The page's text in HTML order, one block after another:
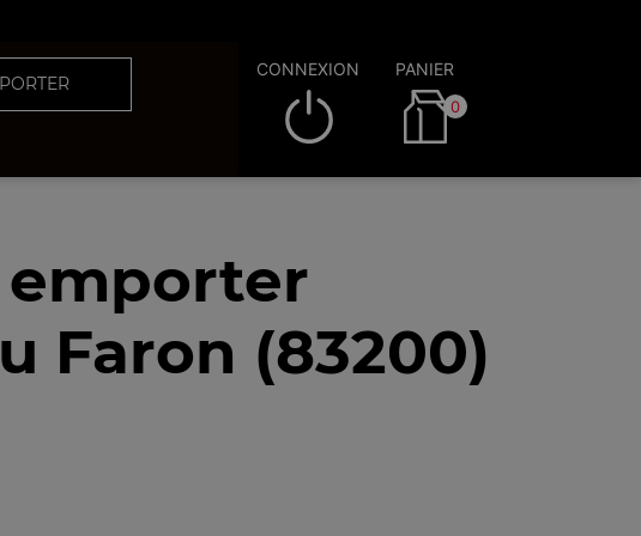
CONNEXION PANIER
0
emporter
Faron (83200)